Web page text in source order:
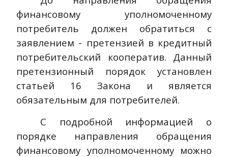
финансовому уполномоченному
потребитель должен обратиться с
заявлением - претензией в кредитный
потребительский кооператив. Данный
претензионный порядок установлен
статьей 16 Закона и является
обязательным для потребителей.
С подробной информацией о
порядке направления обращения
финансовому уполномоченному можно